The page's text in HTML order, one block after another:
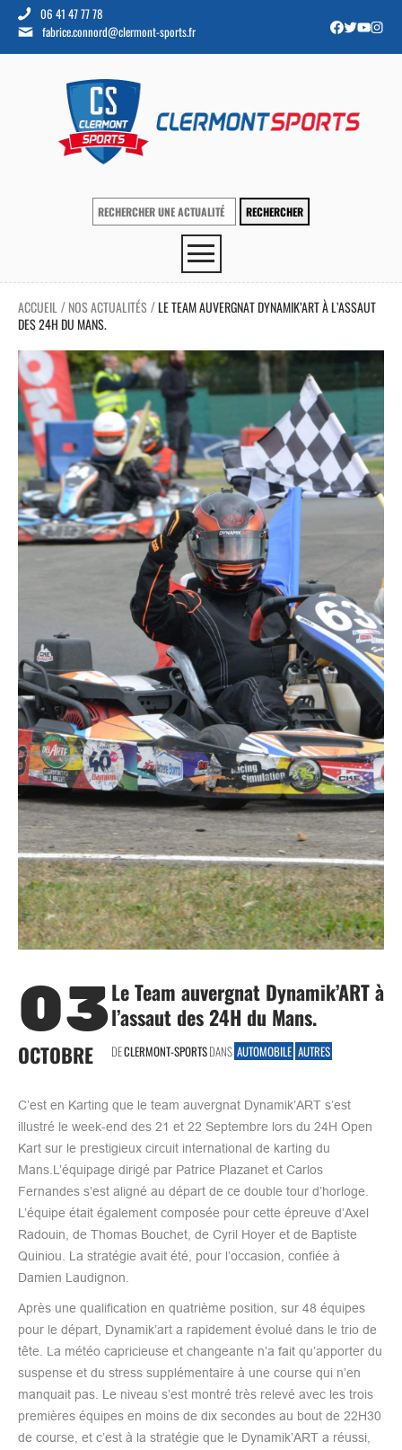
06 41 47 77 78
fabrice.connord@clermont-sports.fr
ACCUEIL / NOS ACTUALITÉS /LE TEAM AUVERGNAT DYNAMIK’ART À L’ASSAUT
DES 24H DU MANS.
03
OCTOBRE
Le Team auvergnat Dynamik’ART à
l’assaut des 24H du Mans.
DECLERMONT-SPORTSDANS AUTOMOBILE AUTRES
C’est en Karting que le team auvergnat Dynamik’ART s’est
illustré le week-end des 21 et 22 Septembre lors du 24H Open
Kart sur le prestigieux circuit international de karting du
Mans.L’équipage dirigé par Patrice Plazanet et Carlos
Fernandes s’est aligné au départ de ce double tour d’horloge.
L’équipe était également composée pour cette épreuve d’Axel
Radouin, de Thomas Bouchet, de Cyril Hoyer et de Baptiste
Quiniou. La stratégie avait été, pour l’occasion, confiée à
Damien Laudignon.
Après une qualification en quatrième position, sur 48 équipes
pour le départ, Dynamik’art a rapidement évolué dans le trio de
tête. La météo capricieuse et changeante n’a fait qu’apporter du
suspense et du stress supplémentaire à une course qui n’en
manquait pas. Le niveau s’est montré très relevé avec les trois
premières équipes en moins de dix secondes au bout de 22H30
de course, et c’est à la stratégie que le Dynamik’ART a réussi,